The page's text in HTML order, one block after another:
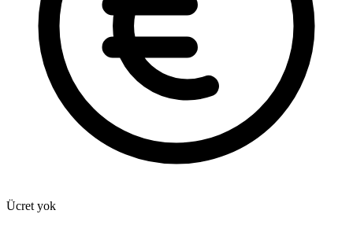
Ücret yok